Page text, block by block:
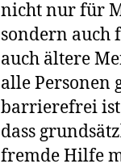
nicht nur für
sondern
auch ältere
alle Personen
barrierefrei ist.
dass
fremde Hilfe